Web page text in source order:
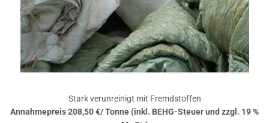
Stark verunreinigt mit Fremdstoffen
Annahmepreis 208,50 €/ Tonne (inkl. BEHG-Steuer und zzgl. 19 %